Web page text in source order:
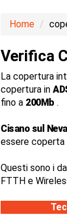
Home
Verifica
La copertura
copertura in
fino a 200Mb .
Cisano sul Neva
essere coperta
Questi sono i
FTTH e